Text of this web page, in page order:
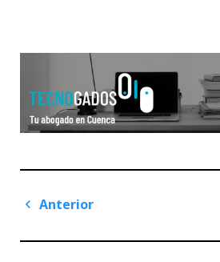
Navegación
entradas
Anterior